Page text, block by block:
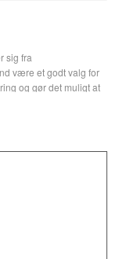
sig fra
være et godt valg for
og gør det muligt at
gør dem til